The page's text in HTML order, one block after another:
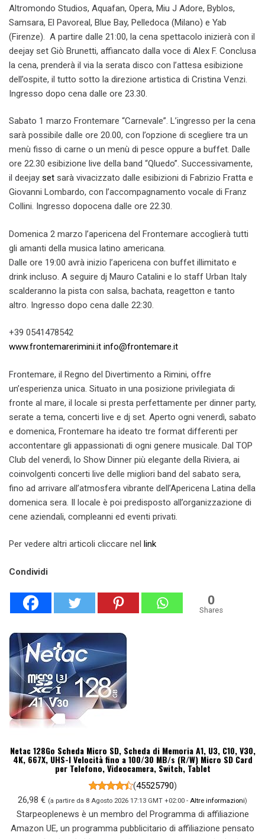
Altromondo Studios, Aquafan, Opera, Miu J Adore, Byblos,
Samsara, El Pavoreal, Blue Bay, Pelledoca (Milano) e Yab
(Firenze). A partire dalle 21:00, la cena spettacolo inizierà con il
deejay set Giò Brunetti, affiancato dalla voce di Alex F. Conclusa
la cena, prenderà il via la serata disco con l’attesa esibizione
dell’ospite, il tutto sotto la direzione artistica di Cristina Venzi.
Ingresso dopo cena dalle ore 23.30.
Sabato 1 marzo Frontemare “Carnevale”. L’ingresso per la cena
sarà possibile dalle ore 20.00, con l’opzione di scegliere tra un
menù fisso di carne o un menù di pesce oppure a buffet. Dalle
ore 22.30 esibizione live della band “Qluedo”. Successivamente,
il deejay set sarà vivacizzato dalle esibizioni di Fabrizio Fratta e
Giovanni Lombardo, con l’accompagnamento vocale di Franz
Collini. Ingresso dopocena dalle ore 22.30.
Domenica 2 marzo l’apericena del Frontemare accoglierà tutti
gli amanti della musica latino americana.
Dalle ore 19:00 avrà inizio l’apericena con buffet illimitato e
drink incluso. A seguire dj Mauro Catalini e lo staff Urban Italy
scalderanno la pista con salsa, bachata, reagetton e tanto
altro. Ingresso dopo cena dalle 22:30.
+39 0541478542
www.frontemarerimini.it info@frontemare.it
Frontemare, il Regno del Divertimento a Rimini, offre
un’esperienza unica. Situato in una posizione privilegiata di
fronte al mare, il locale si presta perfettamente per dinner party,
serate a tema, concerti live e dj set. Aperto ogni venerdì, sabato
e domenica, Frontemare ha ideato tre format differenti per
accontentare gli appassionati di ogni genere musicale. Dal TOP
Club del venerdì, lo Show Dinner più elegante della Riviera, ai
coinvolgenti concerti live delle migliori band del sabato sera,
fino ad arrivare all’atmosfera vibrante dell’Apericena Latina della
domenica sera. Il locale è poi predisposto all’organizzazione di
cene aziendali, compleanni ed eventi privati.
Per vedere altri articoli cliccare nel link
Condividi
0
Shares
Netac 128Go Scheda Micro SD, Scheda di Memoria A1, U3, C10, V30,
4K, 667X, UHS-I Velocità fino a 100/30 MB/s (R/W) Micro SD Card
per Telefono, Videocamera, Switch, Tablet
(45525790)
26,98 € (a partire da 8 Agosto 2026 17:13 GMT +02:00 - Altre informazioni)
Starpeoplenews è un membro del Programma di affiliazione
Amazon UE, un programma pubblicitario di affiliazione pensato